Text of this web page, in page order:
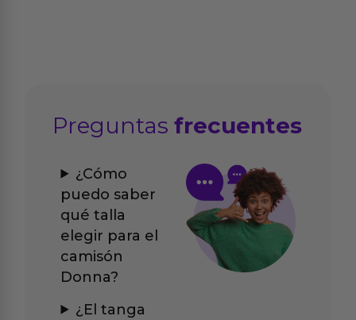
Preguntasfrecuentes
¿Cómo
puedo saber
qué talla
elegir para el
camisón
Donna?
¿El tanga